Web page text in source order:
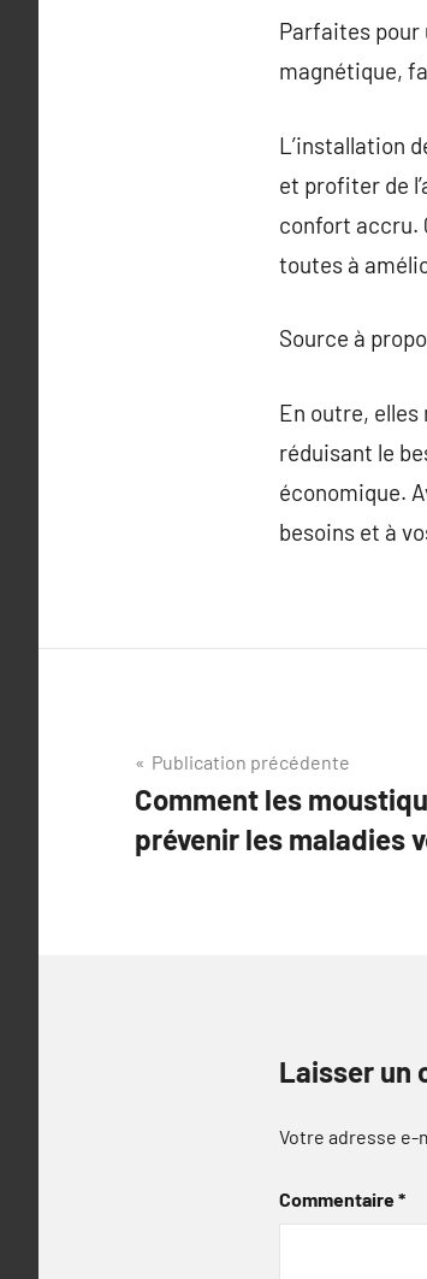
Parfaites pour
magnétique,
L’installation
et profiter de
confort accru.
toutes à
Source à
En outre,
réduisant le
économique.
besoins et à
Navigation
de
l’article
Publication précédente
Comment les
prévenir les maladies
Laisser un
Votre adresse e-
Commentaire*